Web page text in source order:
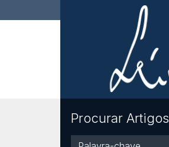
Procurar Artigos
Palavra-